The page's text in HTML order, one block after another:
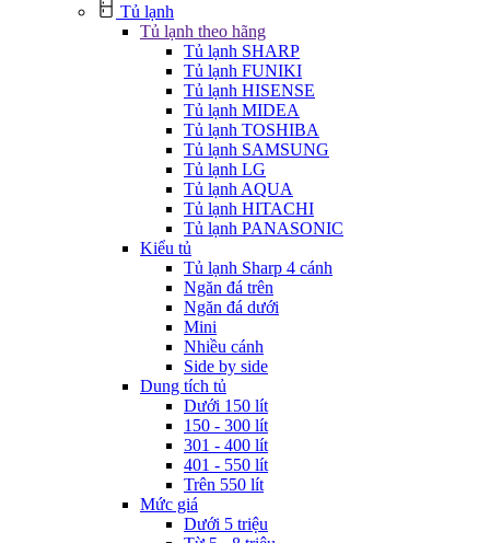
Tủ lạnh
Tủ lạnh theo hãng
Tủ lạnh SHARP
Tủ lạnh FUNIKI
Tủ lạnh HISENSE
Tủ lạnh MIDEA
Tủ lạnh TOSHIBA
Tủ lạnh SAMSUNG
Tủ lạnh LG
Tủ lạnh AQUA
Tủ lạnh HITACHI
Tủ lạnh PANASONIC
Kiểu tủ
Tủ lạnh Sharp 4 cánh
Ngăn đá trên
Ngăn đá dưới
Mini
Nhiều cánh
Side by side
Dung tích tủ
Dưới 150 lít
150 - 300 lít
301 - 400 lít
401 - 550 lít
Trên 550 lít
Mức giá
Dưới 5 triệu